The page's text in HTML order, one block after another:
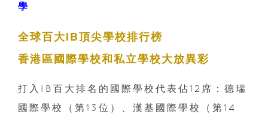
學
全球百大IB頂尖學校排行榜
香港區國際學校和私立學校大放異彩
打入IB百大排名的國際學校代表佔12席：德瑞
國際學校（第13位）、漢基國際學校（第14